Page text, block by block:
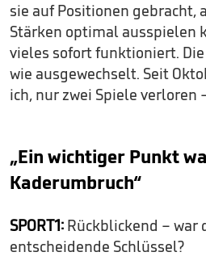
sie auf Positionen gebracht,
Stärken optimal ausspielen
vieles sofort funktioniert.
wie ausgewechselt. Seit
ich, nur zwei Spiele verloren
„Ein wichtiger Punkt
Kaderumbruch“
SPORT1: Rückblickend – war
entscheidende Schlüssel?